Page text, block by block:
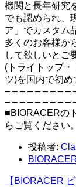
機関と長年研究
でも認められ、
ア」でカスタム
多くのお客様か
して欲しいとご
(トライトップ
ツ)を国内で初め
– – – – – – – – –
– – – – – – – – –
■BIORACERの
らご覧ください。
投稿者:
【BIORACER